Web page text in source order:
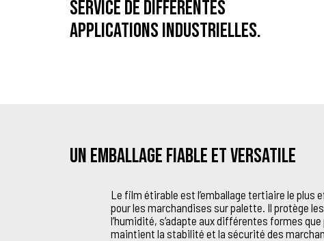
service de différentes
applications industrielles.
Un emballage fiable et versatile
Le film étirable est l’emballage tertiaire le plus
pour les marchandises sur palette. Il protège
l’humidité, s’adapte aux différentes formes
maintient la stabilité et la sécurité des